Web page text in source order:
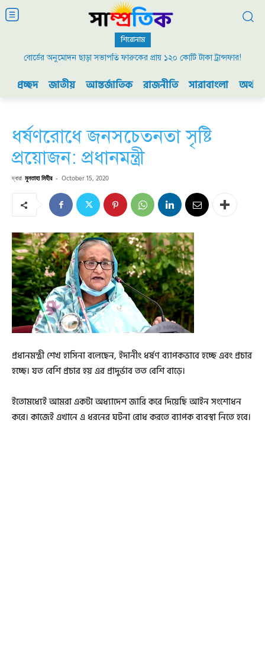
শিরোনাম
বোর্ডের অনুমোদন ছাড়া সভাপতি ফারুকের প্রায় ১২০ কোটি টাকা ট্রান্সফার!
প্রচ্ছদ জাতীয় আন্তর্জাতিক রাজনীতি সারাবাংলা
ধর্ষণরোধে জনসচেতনতা সৃষ্টি
প্রয়োজন: প্রধানমন্ত্রী
দ্বারা মুনতাহা মিহীর - October 15, 2020
প্রধানমন্ত্রী শেখ হাসিনা বলেছেন, ইদানীং ধর্ষণ ব্যাপকভাবে হচ্ছে এবং প্রচার
হচ্ছে। যত বেশি প্রচার হয় এর প্রাদুর্ভাব তত বেশি বাড়ে।
ইতোমধ্যেই আমরা একটা অধ্যাদেশ জারি করে দিয়েছি আইন সংশোধন
করে। কাজেই এখানে এ ধরনের ঘটনা রোধ করতে ব্যাপক ব্যবস্থা নিতে হবে।